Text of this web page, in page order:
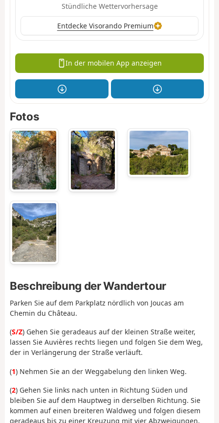
Stündliche Wettervorhersage
Entdecke Visorando Premium
In der mobilen App anzeigen
Fotos
Beschreibung der Wandertour
Parken Sie auf dem Parkplatz nördlich von Joucas am
Chemin du Château.
(S/Z) Gehen Sie geradeaus auf der kleinen Straße weiter,
lassen Sie Auvières rechts liegen und folgen Sie dem Weg,
der in Verlängerung der Straße verläuft.
(1) Nehmen Sie an der Weggabelung den linken Weg.
(2) Gehen Sie links nach unten in Richtung Süden und
bleiben Sie auf dem Hauptweg in derselben Richtung. Sie
kommen auf einen breiteren Waldweg und folgen diesem
geradeaus bis zu einer Kreuzung mit vier Abzweigungen.